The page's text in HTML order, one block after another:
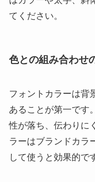
てください。
色との組み合わせ
フォントカラーは背
あることが第一です
性が落ち、伝わりに
ラーはブランドカラ
して使うと効果的で